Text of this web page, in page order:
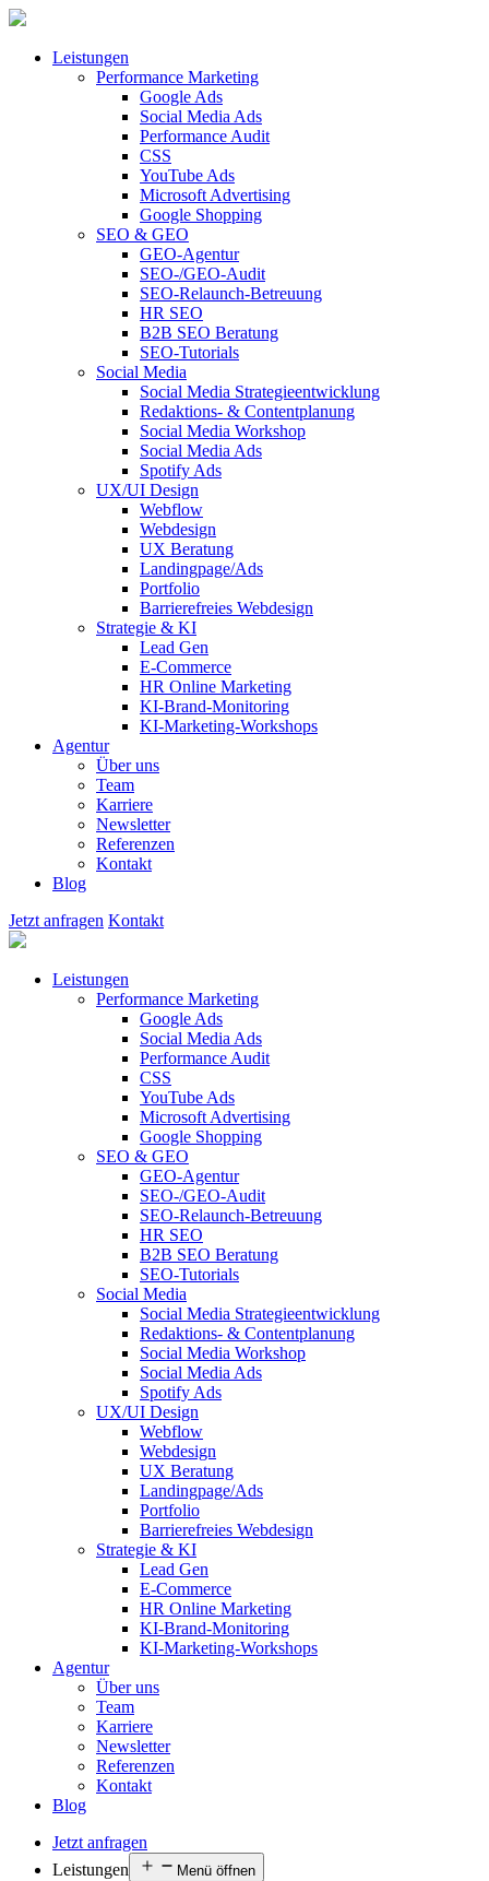
Leistungen
Performance Marketing
Google Ads
Social Media Ads
Performance Audit
CSS
YouTube Ads
Microsoft Advertising
Google Shopping
SEO & GEO
GEO-Agentur
SEO-/GEO-Audit
SEO-Relaunch-Betreuung
HR SEO
B2B SEO Beratung
SEO-Tutorials
Social Media
Social Media Strategieentwicklung
Redaktions- & Contentplanung
Social Media Workshop
Social Media Ads
Spotify Ads
UX/UI Design
Webflow
Webdesign
UX Beratung
Landingpage/Ads
Portfolio
Barrierefreies Webdesign
Strategie & KI
Lead Gen
E-Commerce
HR Online Marketing
KI-Brand-Monitoring
KI-Marketing-Workshops
Agentur
Über uns
Team
Karriere
Newsletter
Referenzen
Kontakt
Blog
Jetzt anfragen Kontakt
Leistungen
Performance Marketing
Google Ads
Social Media Ads
Performance Audit
CSS
YouTube Ads
Microsoft Advertising
Google Shopping
SEO & GEO
GEO-Agentur
SEO-/GEO-Audit
SEO-Relaunch-Betreuung
HR SEO
B2B SEO Beratung
SEO-Tutorials
Social Media
Social Media Strategieentwicklung
Redaktions- & Contentplanung
Social Media Workshop
Social Media Ads
Spotify Ads
UX/UI Design
Webflow
Webdesign
UX Beratung
Landingpage/Ads
Portfolio
Barrierefreies Webdesign
Strategie & KI
Lead Gen
E-Commerce
HR Online Marketing
KI-Brand-Monitoring
KI-Marketing-Workshops
Agentur
Über uns
Team
Karriere
Newsletter
Referenzen
Kontakt
Blog
Jetzt anfragen
Leistungen
Menü öffnen